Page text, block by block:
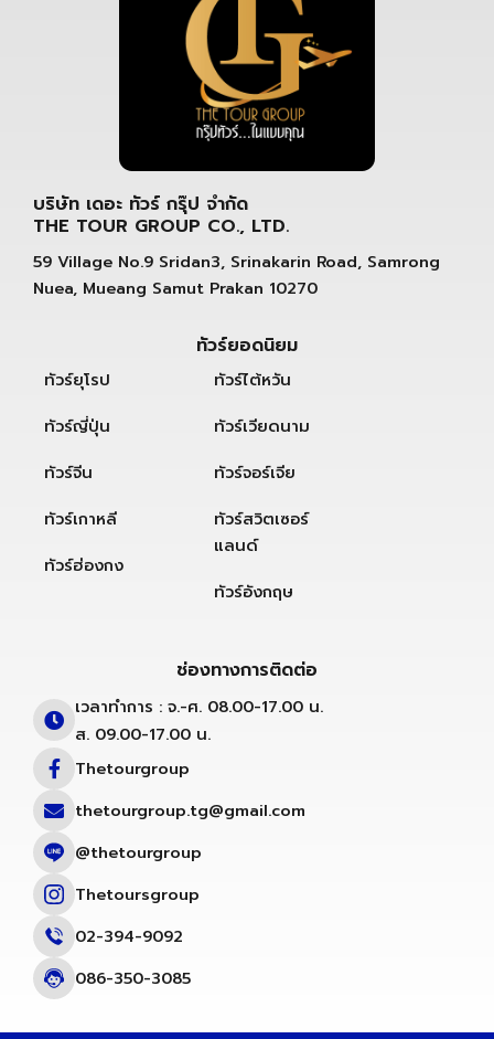
บริษัท เดอะ ทัวร์ กรุ๊ป จำกัด
THE TOUR GROUP CO., LTD.
59 Village No.9 Sridan3, Srinakarin Road, Samrong
Nuea, Mueang Samut Prakan 10270
ทัวร์ยอดนิยม
ทัวร์ยุโรป
ทัวร์ญี่ปุ่น
ทัวร์จีน
ทัวร์เกาหลี
ทัวร์ฮ่องกง
ทัวร์ไต้หวัน
ทัวร์เวียดนาม
ทัวร์จอร์เจีย
ทัวร์สวิตเซอร์
แลนด์
ทัวร์อังกฤษ
ช่องทางการติดต่อ
เวลาทำการ : จ.-ศ. 08.00-17.00 น.
ส. 09.00-17.00 น.
Thetourgroup
thetourgroup.tg@gmail.com
@thetourgroup
Thetoursgroup
02-394-9092
086-350-3085